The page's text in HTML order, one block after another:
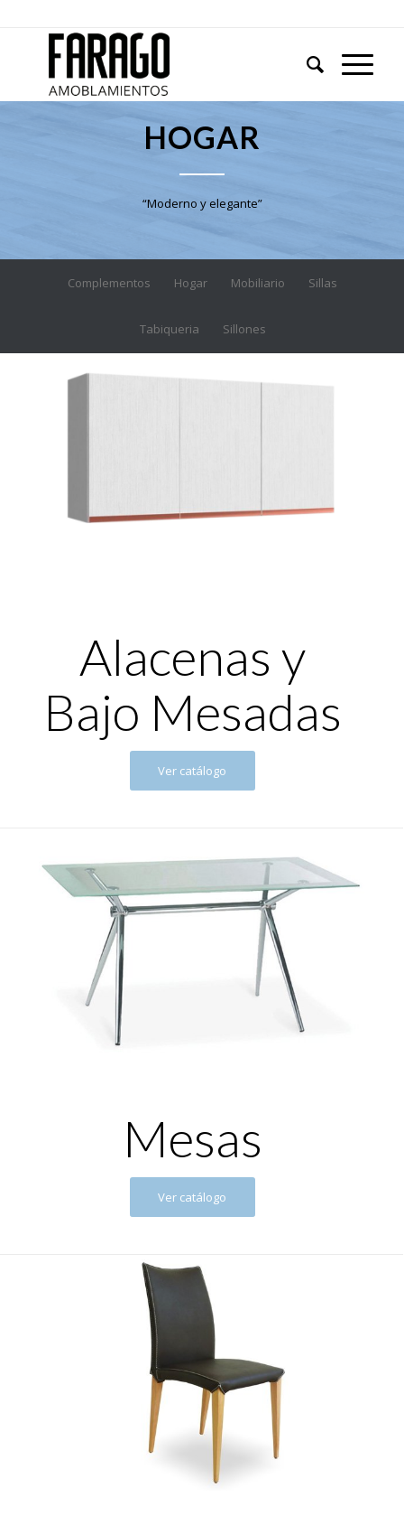
HOGAR
“Moderno y elegante”
Complementos Hogar Mobiliario Sillas
Tabiqueria Sillones
Alacenas y
Bajo Mesadas
Ver catálogo
Mesas
Ver catálogo